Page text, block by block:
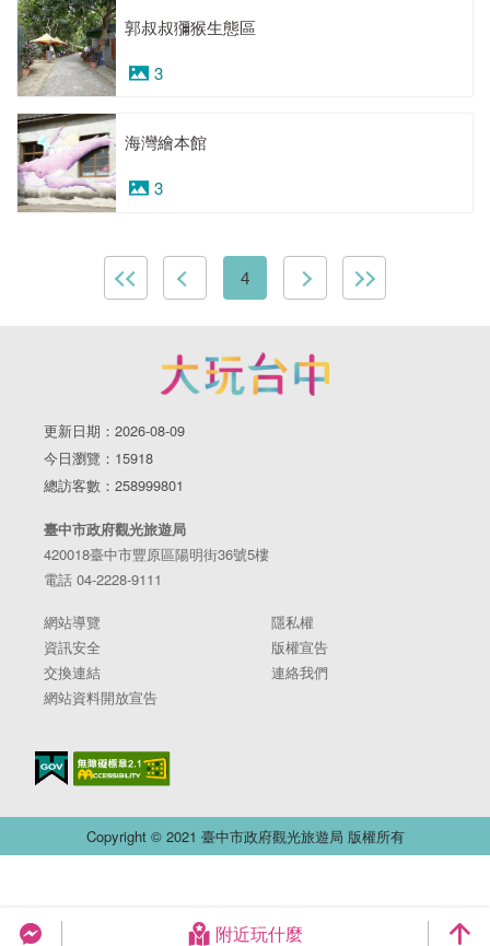
郭叔叔獼猴生態區
3
海灣繪本館
3
4
更新日期：2026-08-09
今日瀏覽：15918
總訪客數：258999801
臺中市政府觀光旅遊局
420018臺中市豐原區陽明街36號5樓
電話 04-2228-9111
網站導覽
隱私權
資訊安全
版權宣告
交換連結
連絡我們
網站資料開放宣告
Copyright © 2021 臺中市政府觀光旅遊局 版權所有
附近玩什麼